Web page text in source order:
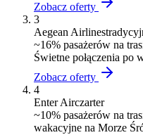
Zobacz oferty
3
Aegean Airlines
~16% pasażerów na
Świetne połączenia po
Zobacz oferty
4
Enter Airczarter
~10% pasażerów na
wakacyjne na Morze